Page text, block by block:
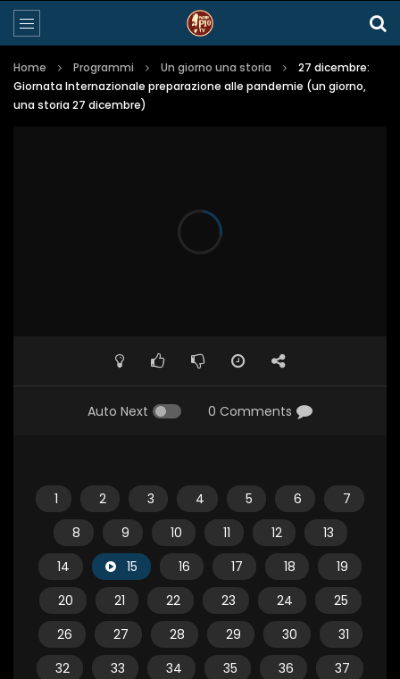
Home Programmi Un giorno una storia
27 dicembre:
Giornata Internazionale preparazione alle pandemie (un giorno,
una storia 27 dicembre)
Auto Next 0 Comments
1 2 3 4 5 6
7
8
9 10 11 12
13
14
15 16 17 18
19
20
21 22 23 24
25
26
27 28 29 30
31
32
33 34 35 36
37